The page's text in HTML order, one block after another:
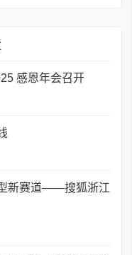
感恩年会召开
新赛道——搜狐浙江